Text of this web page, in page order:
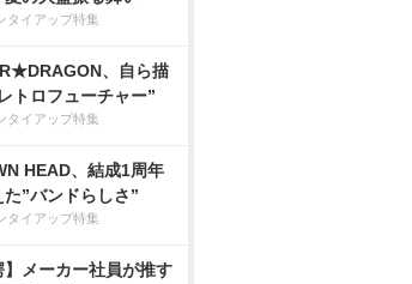
タイアップ特集
、自ら描
トロフューチャー”
タイアップ特集
HEAD、結成1周年
た”バンドらしさ”
タイアップ特集
】メーカー社員が推す